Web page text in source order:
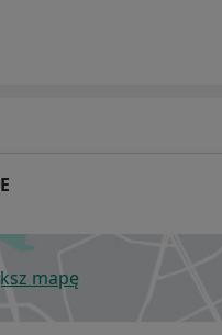
mapę
otwiera się w nowej karcie